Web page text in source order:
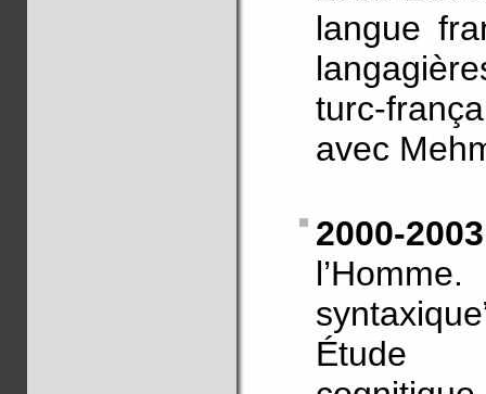
langue
turc-
avec
2000-
Étude